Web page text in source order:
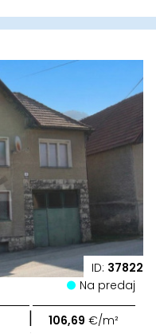
ID: 37822
Na predaj
| 106,69 €/m²